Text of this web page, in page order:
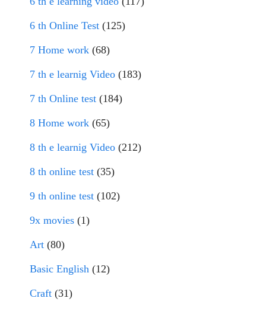
6 th Online Test (125)
7 Home work (68)
7 th e learnig Video (183)
7 th Online test (184)
8 Home work (65)
8 th e learnig Video (212)
8 th online test (35)
9 th online test (102)
9x movies (1)
Art (80)
Basic English (12)
Craft (31)